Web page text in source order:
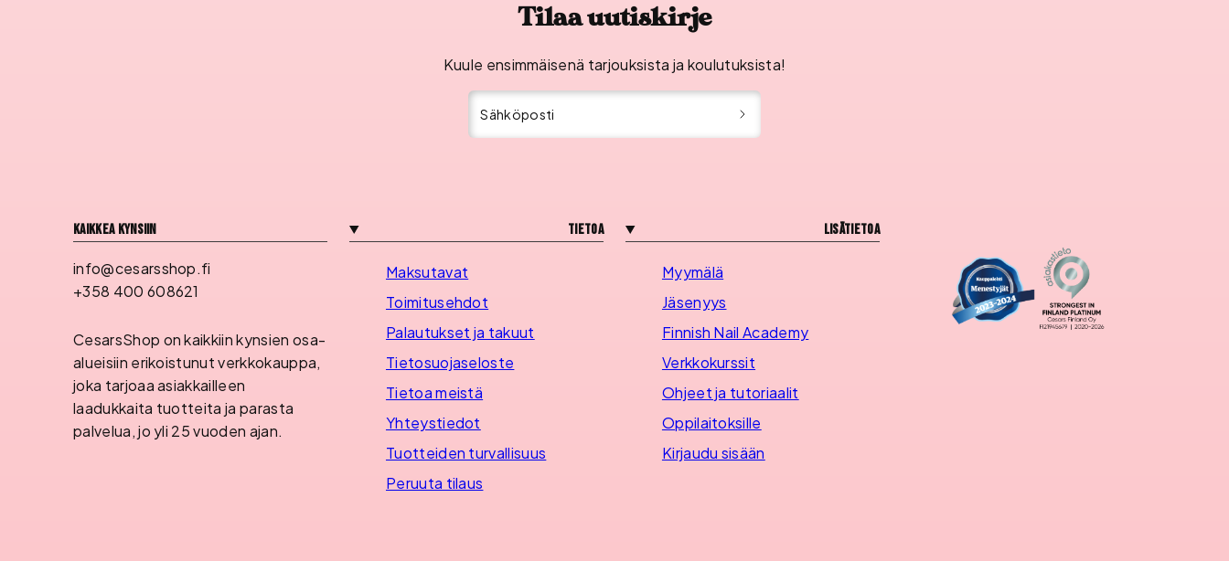
Tilaa uutiskirje
Kuule ensimmäisenä tarjouksista ja koulutuksista!
Sähköposti
Kaikkea kynsiin
info@cesarsshop.fi
+358 400 608621
CesarsShop on kaikkiin kynsien osa-
alueisiin erikoistunut verkkokauppa,
joka tarjoaa asiakkailleen
laadukkaita tuotteita ja parasta
palvelua, jo yli 25 vuoden ajan.
Tietoa
Maksutavat
Toimitusehdot
Palautukset ja takuut
Tietosuojaseloste
Tietoa meistä
Yhteystiedot
Tuotteiden turvallisuus
Peruuta tilaus
Lisätietoa
Myymälä
Jäsenyys
Finnish Nail Academy
Verkkokurssit
Ohjeet ja tutoriaalit
Oppilaitoksille
Kirjaudu sisään